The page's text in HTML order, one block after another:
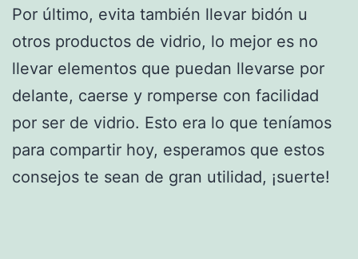
Por último, evita también llevar bidón u
otros productos de vidrio, lo mejor es no
llevar elementos que puedan llevarse por
delante, caerse y romperse con facilidad
por ser de vidrio. Esto era lo que teníamos
para compartir hoy, esperamos que estos
consejos te sean de gran utilidad, ¡suerte!